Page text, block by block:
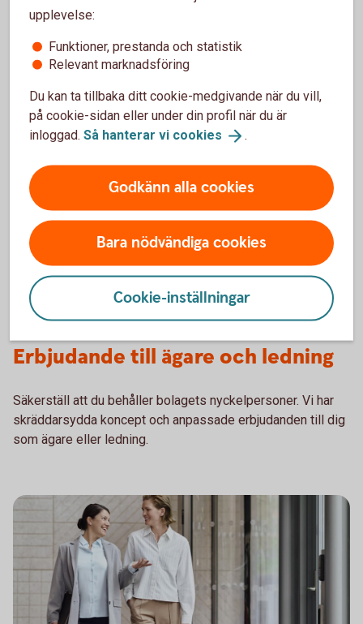
Här hittar du intressanta artiklar om
som företagare.
Bättreaffärer
Ditt företag
Oavsett om det gäller att starta, driva eller
sälja bolaget – här finns inspiration och
information för just dig.
verksamhet
Erbjudande till ägare och ledning
Säkerställ att du behåller bolagets nyckelpersoner. Vi har
skräddarsydda koncept och anpassade erbjudanden till dig
som ägare eller ledning.
upplevelse:
Funktioner, prestanda och statistik
Relevant marknadsföring
Du kan ta tillbaka ditt cookie-medgivande när du vill,
på cookie-sidan eller under din profil när du är
inloggad. Så hanterar vi cookies .
Godkänn alla cookies
Bara nödvändiga cookies
Cookie-inställningar